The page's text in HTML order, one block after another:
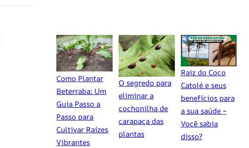
Como Plantar
Beterraba: Um
Guia Passo a
Passo para
Cultivar Raízes
Vibrantes
O segredo para
eliminar a
cochonilha de
carapaça das
plantas
Raiz do Coco
Catolé e seus
benefícios para
a sua saúde –
Você sabia
disso?